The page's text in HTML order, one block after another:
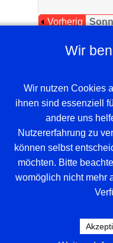
Vorherig
Es wurden
Wir
Wir nutzen Cookies
ihnen sind essenziell
andere uns
Nutzererfahrung zu
können selbst
möchten. Bitte
womöglich nicht mehr